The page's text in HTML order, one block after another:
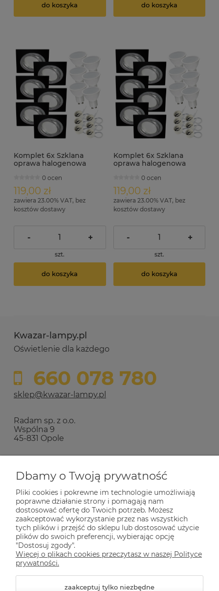
do koszyka do koszyka
Komplet 6x Szklana
oprawa halogenowa
GU10 7W 4000K
0 ocen
119,00 zł
zawiera 23.00% VAT, bez
kosztów dostawy
- +
szt.
do koszyka
Komplet 6x Szklana
oprawa halogenowa
GU10 7W 6000K
0 ocen
119,00 zł
zawiera 23.00% VAT, bez
kosztów dostawy
- +
szt.
do koszyka
Kwazar-lampy.pl
Oświetlenie dla każdego
660 078 780
sklep@kwazar-lampy.pl
Radam sp. z o.o.
Wspólna 9
45-831 Opole
Zakupy
Pomoc
Dla Ciebie
Informacje
Dbamy o Twoją prywatność
Pliki cookies i pokrewne im technologie umożliwiają
poprawne działanie strony i pomagają nam
dostosować ofertę do Twoich potrzeb. Możesz
zaakceptować wykorzystanie przez nas wszystkich
tych plików i przejść do sklepu lub dostosować użycie
plików do swoich preferencji, wybierając opcję
"Dostosuj zgody".
Więcej o plikach cookies przeczytasz w naszej Polityce
prywatności.
zaakceptuj tylko niezbędne